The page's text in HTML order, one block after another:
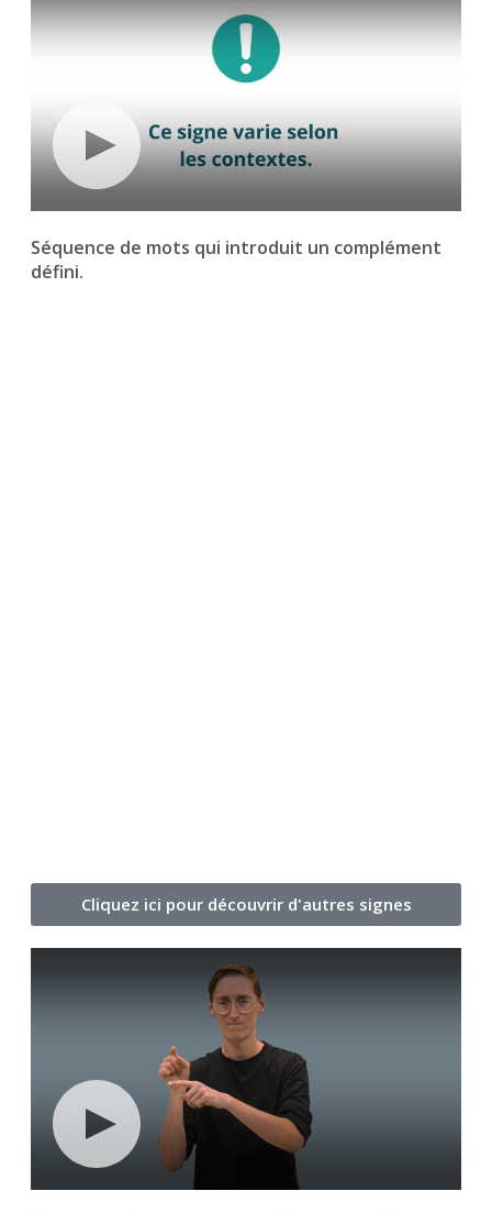
Séquence de mots qui introduit un complément
défini.
Cliquez ici pour découvrir d'autres signes